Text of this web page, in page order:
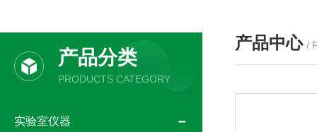
产品中心 /
产品分类
PRODUCTS CATEGORY
实验室仪器